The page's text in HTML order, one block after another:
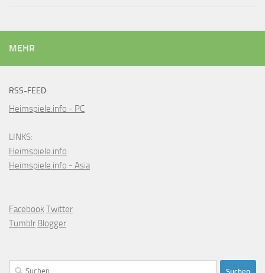
MEHR
RSS-FEED:
Heimspiele.info - PC
LINKS:
Heimspiele.info
Heimspiele.info - Asia
FacebookTwitter
Tumblr Blogger
Suchen